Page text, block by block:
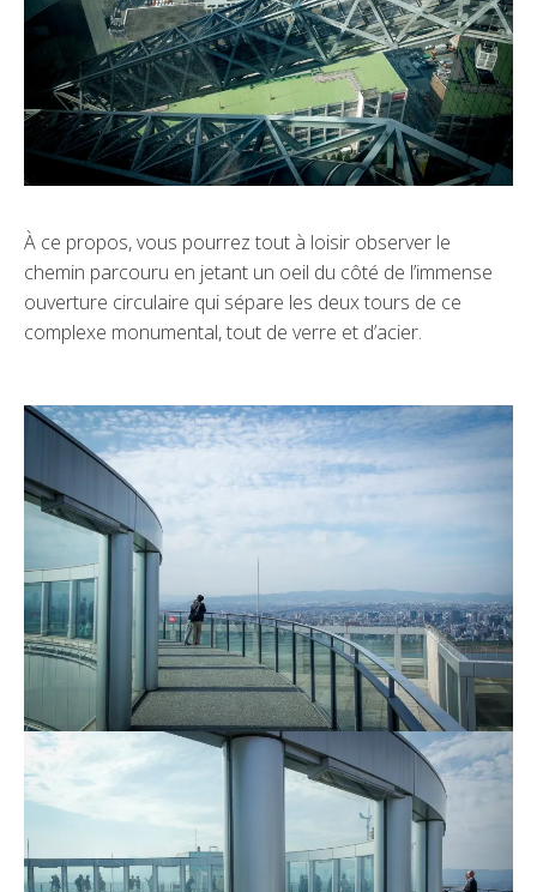
À ce propos, vous pourrez tout à loisir observer le
chemin parcouru en jetant un oeil du côté de l’immense
ouverture circulaire qui sépare les deux tours de ce
complexe monumental, tout de verre et d’acier.